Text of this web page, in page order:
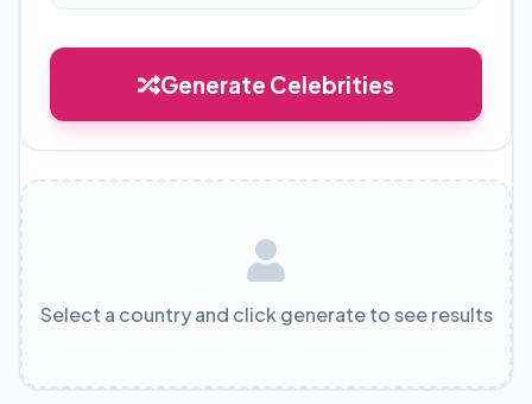
Generate Celebrities
Select a country and click generate to see results